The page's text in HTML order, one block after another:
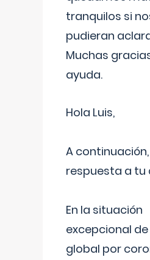
tranquilos si
pudieran
Muchas
ayuda.
Hola Luis,
A
respuesta a tu
En la situación
excepcional
global por